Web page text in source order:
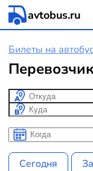
avtobus.ru
Билеты на
Откуда
Куда
Когда
Когда
Сегодня